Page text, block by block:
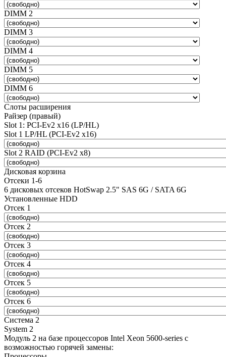
DIMM 2
DIMM 3
DIMM 4
DIMM 5
DIMM 6
Слоты расширения
Райзер (правый)
Slot 1: PCI-Ev2 x16 (LP/HL)
Slot 1 LP/HL (PCI-Ev2 x16)
Slot 2 RAID (PCI-Ev2 x8)
Дисковая корзина
Отсеки 1-6
6 дисковых отсеков HotSwap 2.5" SAS 6G / SATA 6G
Установленные HDD
Отсек 1
Отсек 2
Отсек 3
Отсек 4
Отсек 5
Отсек 6
Система 2
System 2
Модуль 2 на базе процессоров Intel Xeon 5600-series с
возможностью горячей замены: